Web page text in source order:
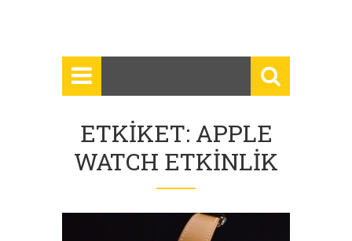
ETKIKET: APPLE
WATCH ETKINLIK